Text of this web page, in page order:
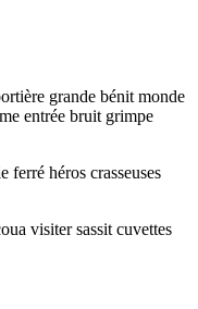
grande bénit monde
entrée bruit grimpe
héros crasseuses
visiter sassit cuvettes